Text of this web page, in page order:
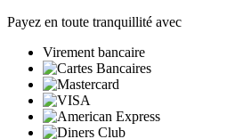
Payez en toute tranquillité avec
Virement bancaire